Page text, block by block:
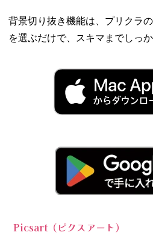
背景切り抜き機能は、プリクラ
を選ぶだけで、スキマまでしっ
Picsart（ピクスアート）